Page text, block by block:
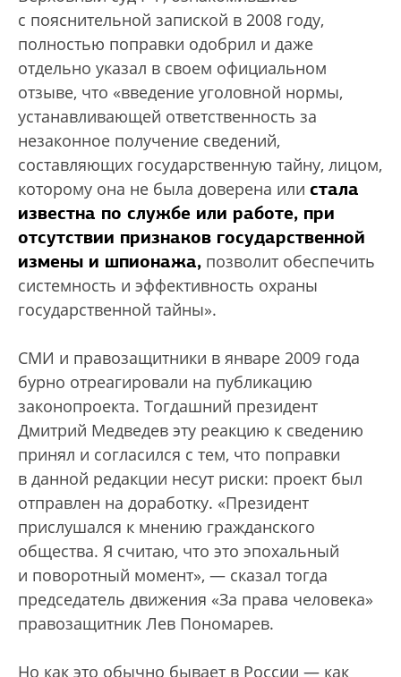
с пояснительной запиской в 2008 году,
полностью поправки одобрил и даже
отдельно указал в своем официальном
отзыве, что «введение уголовной нормы,
устанавливающей ответственность за
незаконное получение сведений,
составляющих государственную тайну, лицом,
которому она не была доверена или стала
известна по службе или работе, при
отсутствии признаков государственной
измены и шпионажа, позволит обеспечить
системность и эффективность охраны
государственной тайны».
СМИ и правозащитники в январе 2009 года
бурно отреагировали на публикацию
законопроекта. Тогдашний президент
Дмитрий Медведев эту реакцию к сведению
принял и согласился с тем, что поправки
в данной редакции несут риски: проект был
отправлен на доработку. «Президент
прислушался к мнению гражданского
общества. Я считаю, что это эпохальный
и поворотный момент», — сказал тогда
председатель движения «За права человека»
правозащитник Лев Пономарев.
Но как это обычно бывает в России — как